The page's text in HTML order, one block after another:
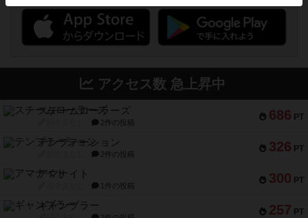
アクセス数 急上昇中
686 PT
スチームローラーズ
2件の投稿
326 PT
テンプテーション
2件の投稿
300 PT
アマナイト
1件の投稿
257 PT
ギャンブラー